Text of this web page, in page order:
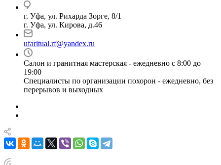
г. Уфа, ул. Рихарда Зорге, 8/1
г. Уфа, ул. Кирова, д.46
ufaritual.rf@yandex.ru
Салон и гранитная мастерская - ежедневно с 8:00 до
19:00
Специалисты по организации похорон - ежедневно, без
перерывов и выходных